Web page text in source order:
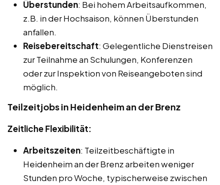
Überstunden: Bei hohem Arbeitsaufkommen,
z.B. in der Hochsaison, können Überstunden
anfallen.
Reisebereitschaft: Gelegentliche Dienstreisen
zur Teilnahme an Schulungen, Konferenzen
oder zur Inspektion von Reiseangeboten sind
möglich.
Teilzeitjobs in Heidenheim an der Brenz
Zeitliche Flexibilität:
Arbeitszeiten: Teilzeitbeschäftigte in
Heidenheim an der Brenz arbeiten weniger
Stunden pro Woche, typischerweise zwischen